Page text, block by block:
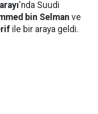
'nda Suudi
bin Selman ve
ile bir araya geldi.